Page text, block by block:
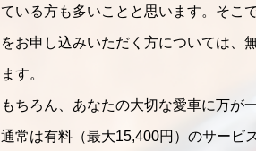
ている方も多いことと思います。そこ
をお申し込みいただく方については、
ます。
もちろん、あなたの大切な愛車に万が
通常は有料（最大15,400円）のサービ